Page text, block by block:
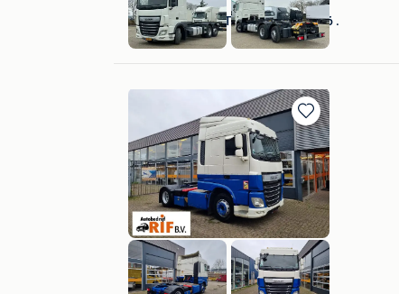
MAN TGL 15.250 EURO6 .
Veen
Bewaren
in
Mijn
Favorieten